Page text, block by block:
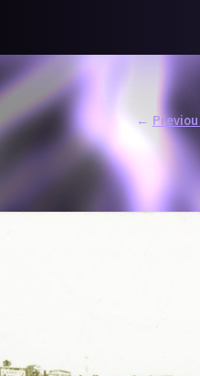
تشاركيّة تستقصي مفاهيم
الآنية، المتأزمة
خريطة وحاوية وسلسلة.
←